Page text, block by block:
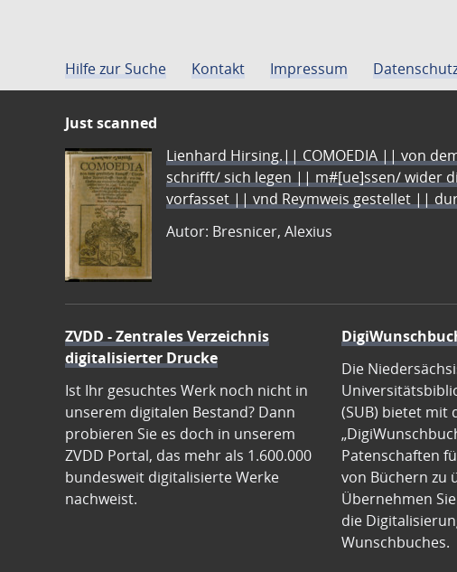
Hilfe zur Suche Kontakt Impressum
Just scanned
Lienhard Hirsing.|| COMOEDIA || von
schrifft/ sich legen || m#[ue]ssen/ wider
vorfasset || vnd Reymweis gestellet ||
Autor: Bresnicer, Alexius
ZVDD - Zentrales Verzeichnis
digitalisierter Drucke
Ist Ihr gesuchtes Werk noch nicht in
unserem digitalen Bestand? Dann
probieren Sie es doch in unserem
ZVDD Portal, das mehr als 1.600.000
bundesweit digitalisierte Werke
nachweist.
Die
(SUB) bietet mit
Patenschaften
von Büchern zu
Übernehmen
die
Wunschbuches.